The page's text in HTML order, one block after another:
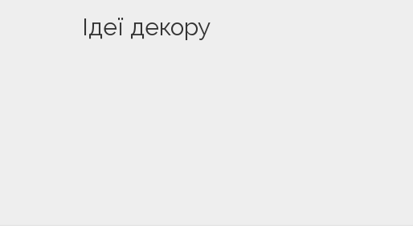
Ідеї декору